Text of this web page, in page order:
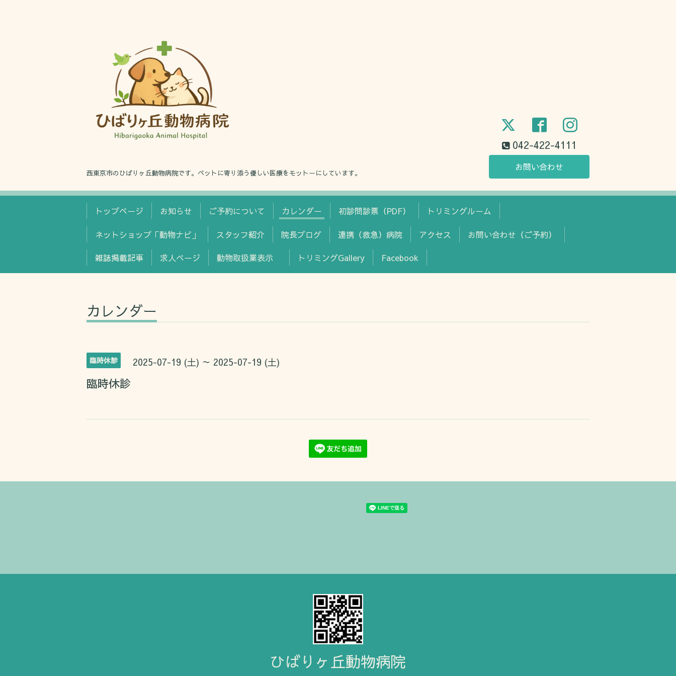
西東京市のひばりヶ丘動物病院です。ペットに寄り添う優しい医療をモットーにしています。
042-422-4111
お問い合わせ
トップページ お知らせ ご予約について カレンダー 初診問診票（PDF） トリミングルーム
ネットショップ「動物ナビ」 スタッフ紹介 院長ブログ 連携（救急）病院 アクセス お問い合わせ（ご予約）
雑誌掲載記事 求人ページ 動物取扱業表示 トリミングGallery Facebook
カレンダー
臨時休診 2025-07-19 (土) ～ 2025-07-19 (土)
臨時休診
ひばりヶ丘動物病院